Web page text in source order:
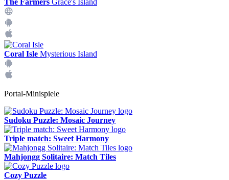
The Farmers Grace's Island
Coral Isle Mysterious Island
Portal-Minispiele
Sudoku Puzzle: Mosaic Journey
Triple match: Sweet Harmony
Mahjongg Solitaire: Match Tiles
Cozy Puzzle